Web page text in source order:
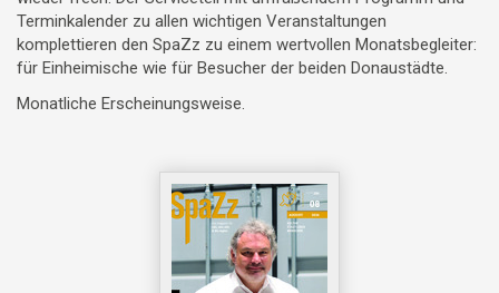
Terminkalender zu allen wichtigen Veranstaltungen
komplettieren den SpaZz zu einem wertvollen Monatsbegleiter:
für Einheimische wie für Besucher der beiden Donaustädte.
Monatliche Erscheinungsweise.